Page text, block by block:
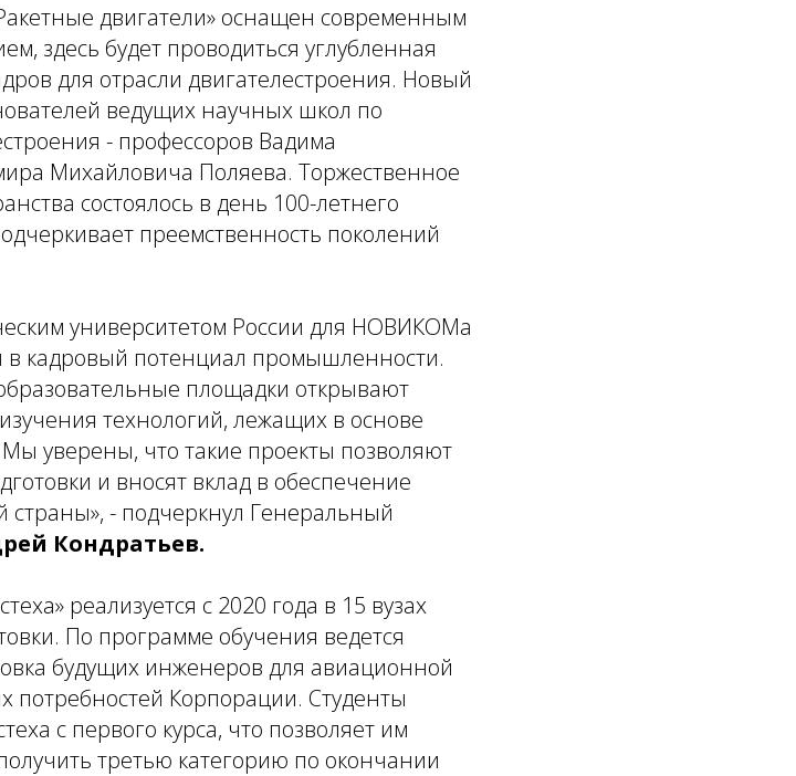
двигатели» оснащен современным
здесь будет проводиться углубленная
для отрасли двигателестроения. Новый
ведущих научных школ по
- профессоров Вадима
Михайловича Поляева. Торжественное
состоялось в день 100-летнего
преемственность поколений
университетом России для НОВИКОМа
в кадровый потенциал промышленности.
площадки открывают
технологий, лежащих в основе
уверены, что такие проекты позволяют
и вносят вклад в обеспечение
страны», - подчеркнул Генеральный
Кондратьев.
реализуется с 2020 года в 15 вузах
По программе обучения ведется
будущих инженеров для авиационной
потребностей Корпорации. Студенты
с первого курса, что позволяет им
третью категорию по окончании